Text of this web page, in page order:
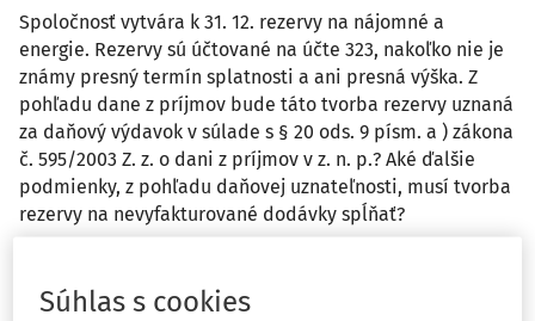
Spoločnosť vytvára k 31. 12. rezervy na nájomné a
energie. Rezervy sú účtované na účte 323, nakoľko nie je
známy presný termín splatnosti a ani presná výška. Z
pohľadu dane z príjmov bude táto tvorba rezervy uznaná
za daňový výdavok v súlade s § 20 ods. 9 písm. a ) zákona
č. 595/2003 Z. z. o dani z príjmov v z. n. p.? Aké ďalšie
podmienky, z pohľadu daňovej uznateľnosti, musí tvorba
rezervy na nevyfakturované dodávky spĺňať?
Súhlas s cookies